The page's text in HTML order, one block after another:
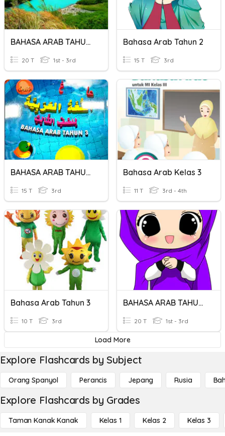
BAHASA ARAB TAHUN 6
20 T 1st - 3rd
Bahasa Arab Tahun 2
15 T 3rd
BAHASA ARAB TAHUN 3
15 T 3rd
Bahasa Arab Kelas 3
11 T 3rd - 4th
Bahasa Arab Tahun 3
10 T 3rd
BAHASA ARAB TAHUN 1
20 T 1st - 3rd
Load More
Explore Flashcards by Subject
Orang Spanyol Perancis Jepang Rusia
Explore Flashcards by Grades
Taman Kanak Kanak Kelas 1 Kelas 2 Kelas 3